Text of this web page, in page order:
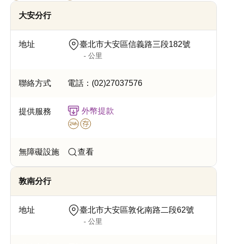
大安分行
臺北市大安區信義路三段182號
- 公里
電話： (02)27037576
外幣提款
查看
敦南分行
臺北市大安區敦化南路二段62號
- 公里